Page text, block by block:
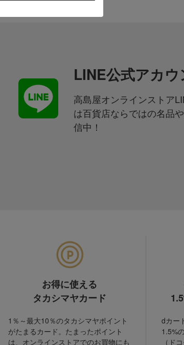
LINE公式アカウ
高島屋オンラインストア
は百貨店ならではの名品
信中！
お得に使える
タカシマヤカード
1％～最大10％のタカシマヤポイント
がたまるカード。たまったポイント
は、オンラインストアでのお買物にも
dカー
1.5%
（ド